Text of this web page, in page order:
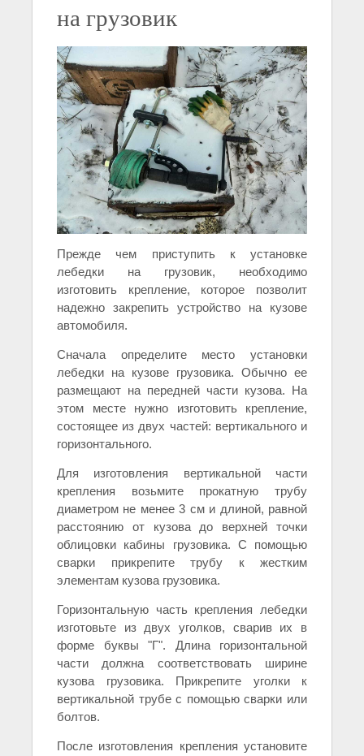
на грузовик
Прежде чем приступить к установке
лебедки на грузовик, необходимо
изготовить крепление, которое позволит
надежно закрепить устройство на кузове
автомобиля.
Сначала определите место установки
лебедки на кузове грузовика. Обычно ее
размещают на передней части кузова. На
этом месте нужно изготовить крепление,
состоящее из двух частей: вертикального и
горизонтального.
Для изготовления вертикальной части
крепления возьмите прокатную трубу
диаметром не менее 3 см и длиной, равной
расстоянию от кузова до верхней точки
облицовки кабины грузовика. С помощью
сварки прикрепите трубу к жестким
элементам кузова грузовика.
Горизонтальную часть крепления лебедки
изготовьте из двух уголков, сварив их в
форме буквы "Г". Длина горизонтальной
части должна соответствовать ширине
кузова грузовика. Прикрепите уголки к
вертикальной трубе с помощью сварки или
болтов.
После изготовления крепления установите